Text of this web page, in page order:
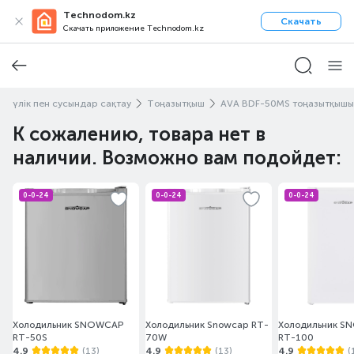
Technodom.kz
Скачать приложение Technodom.kz
Скачать
түлік пен сусындар сақтау Тоңазытқыш AVA BDF-50MS тоңазытқышы
К сожалению, товара нет в
наличии. Возможно вам подойдет:
0-0-24
Холодильник SNOWCAP
RT-50S
4.9
(13)
0-0-24
Холодильник Snowcap RT-
70W
4.9
(13)
0-0-24
Холодильник
RT-100
4.9